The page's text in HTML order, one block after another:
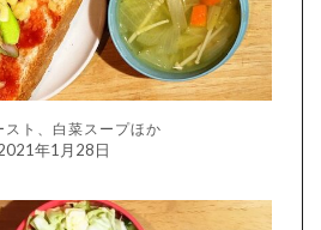
スト、白菜スープほか
年1月28日